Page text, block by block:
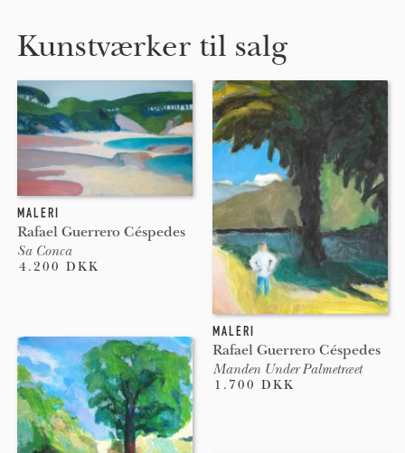
Kunstværker til salg
MALERI
Rafael Guerrero Céspedes
Sa Conca
4.200 DKK
MALERI
Rafael Guerrero Céspedes
Manden Under Palmetræet
1.700 DKK